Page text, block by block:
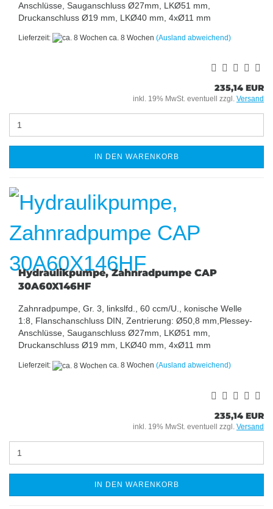
Anschlüsse, Sauganschluss Ø27mm, LKØ51 mm,
Druckanschluss Ø19 mm, LKØ40 mm, 4xØ11 mm
Lieferzeit: ca. 8 Wochen (Ausland abweichend)
235,14 EUR
inkl. 19% MwSt. eventuell zzgl. Versand
IN DEN WARENKORB
Hydraulikpumpe, Zahnradpumpe CAP
30A60X146HF
Zahnradpumpe, Gr. 3, linkslfd., 60 ccm/U., konische Welle
1:8, Flanschanschluss DIN, Zentrierung: Ø50,8 mm,Plessey-
Anschlüsse, Sauganschluss Ø27mm, LKØ51 mm,
Druckanschluss Ø19 mm, LKØ40 mm, 4xØ11 mm
Lieferzeit: ca. 8 Wochen (Ausland abweichend)
235,14 EUR
inkl. 19% MwSt. eventuell zzgl. Versand
IN DEN WARENKORB